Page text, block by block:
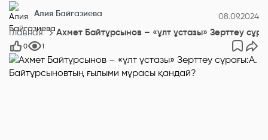
Алия Байгазиева 08.09.2024
Главная Ахмет Байтұрсынов – «ұлт ұстазы» Зерттеу
0 1